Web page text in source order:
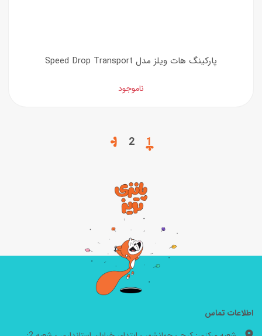
پارکینگ هات ویلز مدل Speed Drop Transport
ناموجود
1
2
اطلاعات تماس